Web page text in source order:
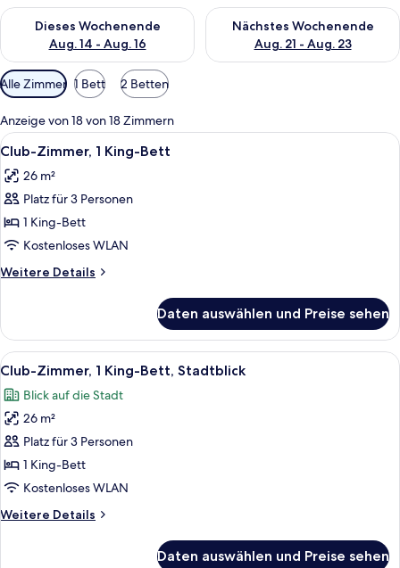
Dieses Wochenende
Aug. 14 - Aug. 16
Überprüfe die Verfügbarkeit für dieses Wochenende, Aug. 14
Nächstes Wochenende
Aug. 21 - Aug. 23
Überprüfe die Verfügbarkeit
Verfügbare
Filter
für
Zimmer
Alle Zimmer 1 Bett 2 Betten
Anzeige von 18 von 18 Zimmern
Alle
Fotos
für
Club-
Zimmer,
1 King-
Bett
anzeigen
Ein Hotelzimmer mit Bett, Sofa,
7
Club-Zimmer, 1 King-Bett
26 m²
Platz für 3 Personen
1 King-Bett
Kostenloses WLAN
Weitere Details
Weitere
Zimmer,
1 King-
Bett
Daten auswählen und Preise sehen
Alle
Fotos
für
Club-
Zimmer,
1 King-
Bett,
anzeigen
Ein Hotelzimmer mit einem großen
6
Club-Zimmer, 1 King-Bett, Stadtblick
Blick auf die Stadt
26 m²
Platz für 3 Personen
1 King-Bett
Kostenloses WLAN
Weitere Details
Weitere
Daten auswählen und Preise sehen